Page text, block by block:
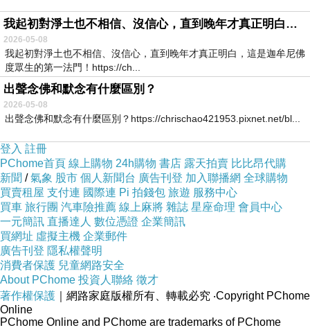
我起初對淨土也不相信、沒信心，直到晚年才真正明白，這是迦牟尼佛度眾生的第一法門！
2026-05-08
我起初對淨土也不相信、沒信心，直到晚年才真正明白，這是迦牟尼佛
度眾生的第一法門！https://ch...
出聲念佛和默念有什麼區別？
2026-05-08
出聲念佛和默念有什麼區別？https://chrischao421953.pixnet.net/bl...
登入 註冊
PChome首頁 線上購物 24h購物 書店 露天拍賣 比比昂代購
新聞 /氣象 股市 個人新聞台 廣告刊登 加入聯播網 全球購物
買賣租屋 支付連 國際連 Pi 拍錢包 旅遊 服務中心
買車 旅行團 汽車險推薦 線上麻將 雜誌 星座命理 會員中心
一元簡訊 直播達人 數位憑證 企業簡訊
買網址 虛擬主機 企業郵件
廣告刊登 隱私權聲明
消費者保護 兒童網路安全
About PChome 投資人聯絡 徵才
著作權保護 ｜網路家庭版權所有、轉載必究 ‧Copyright PChome
Online
PChome Online and PChome are trademarks of PChome